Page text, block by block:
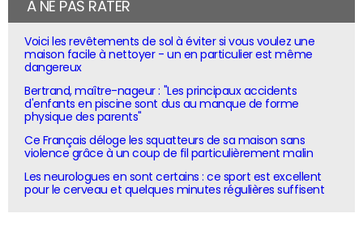
À NE PAS RATER
Voici les revêtements de sol à éviter si vous voulez une
maison facile à nettoyer - un en particulier est même
dangereux
Bertrand, maître-nageur : "Les principaux accidents
d'enfants en piscine sont dus au manque de forme
physique des parents"
Ce Français déloge les squatteurs de sa maison sans
violence grâce à un coup de fil particulièrement malin
Les neurologues en sont certains : ce sport est excellent
pour le cerveau et quelques minutes régulières suffisent